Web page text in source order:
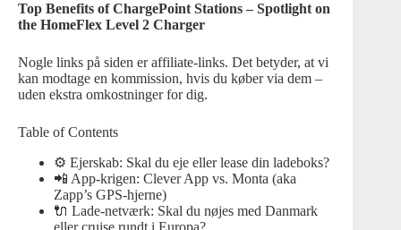
Top Benefits of ChargePoint Stations – Spotlight on
the HomeFlex Level 2 Charger
Nogle links på siden er affiliate-links. Det betyder, at vi
kan modtage en kommission, hvis du køber via dem –
uden ekstra omkostninger for dig.
Table of Contents
⚙️ Ejerskab: Skal du eje eller lease din ladeboks?
📲 App-krigen: Clever App vs. Monta (aka
Zapp’s GPS-hjerne)
🔌 Lade-netværk: Skal du nøjes med Danmark